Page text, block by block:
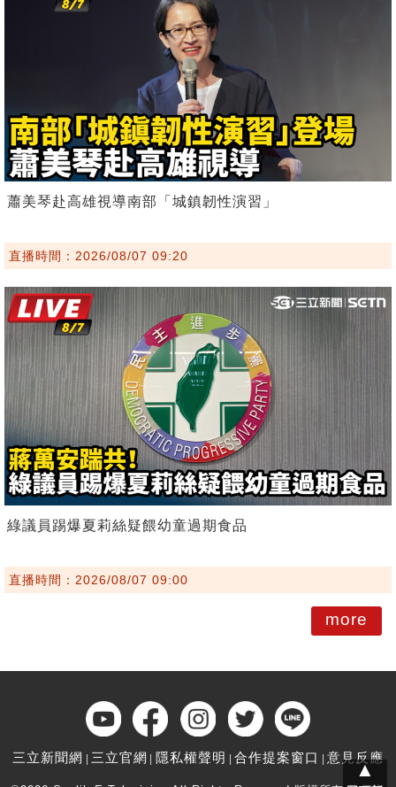
蕭美琴赴高雄視導南部「城鎮韌性演習」
直播時間：2026/08/07 09:20
綠議員踢爆夏莉絲疑餵幼童過期食品
直播時間：2026/08/07 09:00
more
三立新聞網 三立官網 隱私權聲明 合作提案窗口 意見反應
▲